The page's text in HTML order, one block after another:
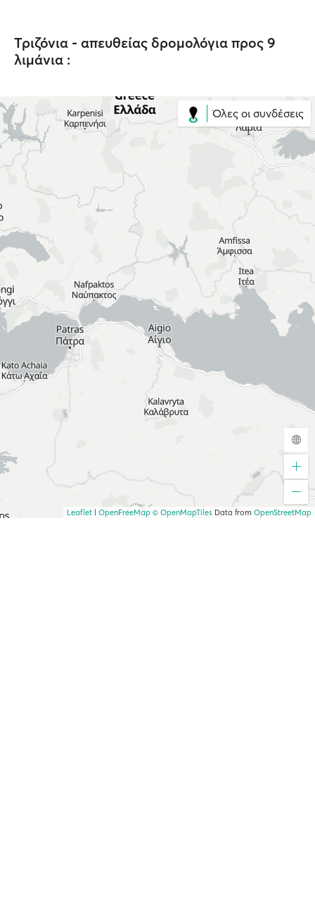
Τριζόνια - απευθείας δρομολόγια προς 9
λιμάνια :
Όλες οι συνδέσεις
Leaflet | OpenFreeMap © OpenMapTiles Data from OpenStreetMap